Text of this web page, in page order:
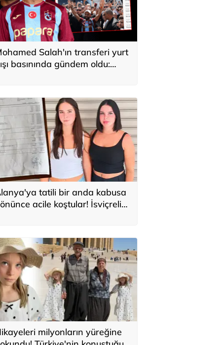
Salah'ın transferi yurt
basınında gündem oldu:
tatili bir anda kabusa
acile koştular! İsviçreli
milyonların yüreğine